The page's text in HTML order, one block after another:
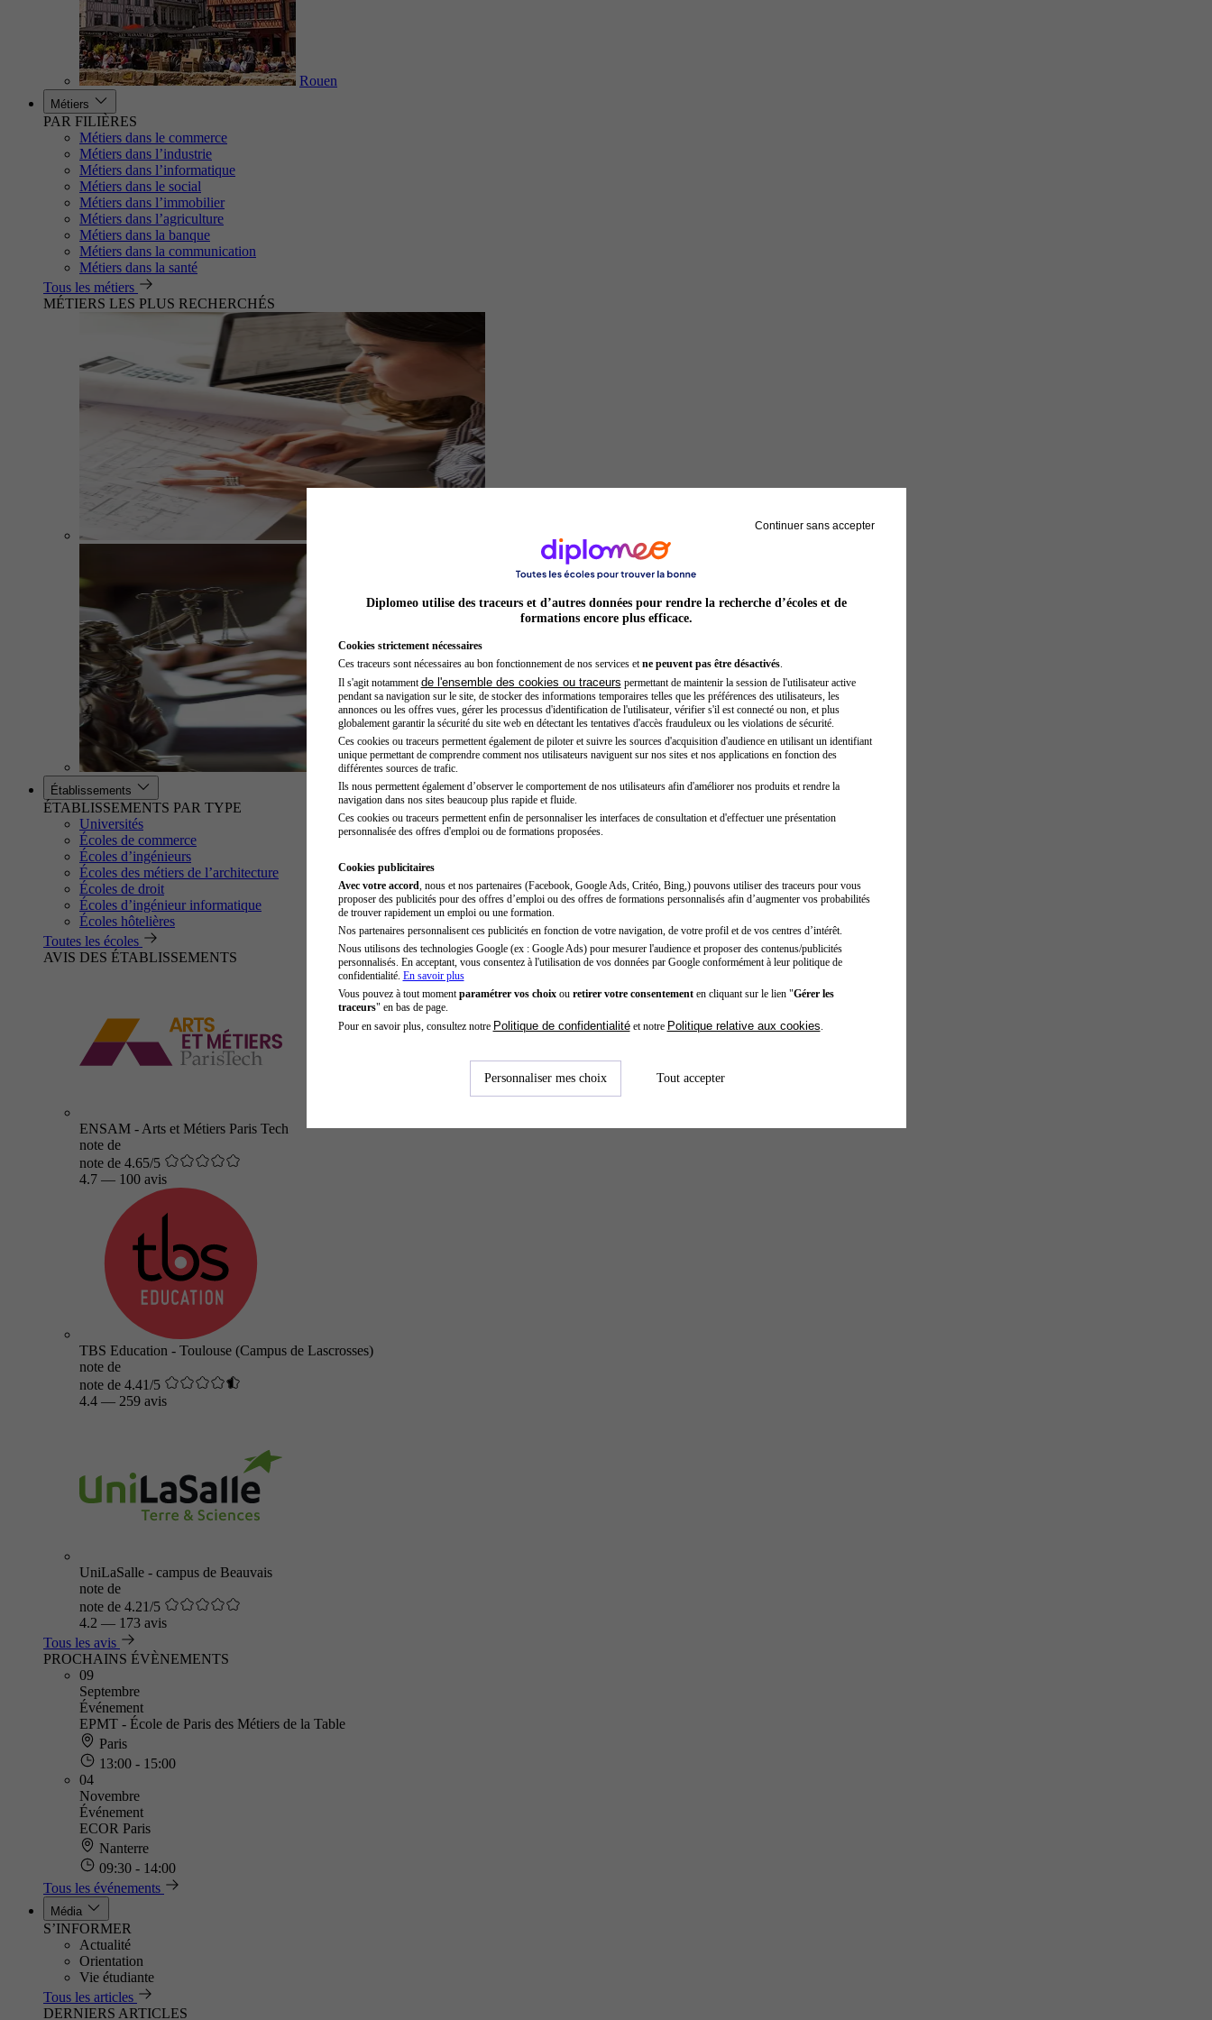
Rouen
Métiers
PAR FILIÈRES
Métiers dans le commerce
Métiers dans l’industrie
Métiers dans l’informatique
Métiers dans le social
Métiers dans l’immobilier
Métiers dans l’agriculture
Métiers dans la banque
Métiers dans la communication
Métiers dans la santé
Tous les métiers
MÉTIERS LES PLUS RECHERCHÉS
Établissements
ÉTABLISSEMENTS PAR TYPE
Universités
Écoles de commerce
Écoles d’ingénieurs
Écoles des métiers de l’architecture
Écoles de droit
Écoles d’ingénieur informatique
Écoles hôtelières
Toutes les écoles
AVIS DES ÉTABLISSEMENTS
ENSAM - Arts et Métiers Paris Tech
note de
note de 4.65/5
4.7 — 100 avis
TBS Education - Toulouse (Campus de Lascrosses)
note de
note de 4.41/5
4.4 — 259 avis
UniLaSalle - campus de Beauvais
note de
note de 4.21/5
4.2 — 173 avis
Tous les avis
PROCHAINS ÉVÈNEMENTS
09
Septembre
Événement
EPMT - École de Paris des Métiers de la Table
Paris
13:00 - 15:00
04
Novembre
Événement
ECOR Paris
Nanterre
09:30 - 14:00
Tous les événements
Média
S’INFORMER
Actualité
Orientation
Vie étudiante
Tous les articles
DERNIERS ARTICLES
Continuer sans accepter
Diplomeo utilise des traceurs et d’autres données pour rendre la recherche d’écoles et de
formations encore plus efficace.
Cookies strictement nécessaires
Ces traceurs sont nécessaires au bon fonctionnement de nos services et ne peuvent pas être désactivés.
Il s'agit notamment de l'ensemble des cookies ou traceurs permettant de maintenir la session de l'utilisateur active
pendant sa navigation sur le site, de stocker des informations temporaires telles que les préférences des utilisateurs, les
annonces ou les offres vues, gérer les processus d'identification de l'utilisateur, vérifier s'il est connecté ou non, et plus
globalement garantir la sécurité du site web en détectant les tentatives d'accès frauduleux ou les violations de sécurité.
Ces cookies ou traceurs permettent également de piloter et suivre les sources d'acquisition d'audience en utilisant un identifiant
unique permettant de comprendre comment nos utilisateurs naviguent sur nos sites et nos applications en fonction des
différentes sources de trafic.
Ils nous permettent également d’observer le comportement de nos utilisateurs afin d'améliorer nos produits et rendre la
navigation dans nos sites beaucoup plus rapide et fluide.
Ces cookies ou traceurs permettent enfin de personnaliser les interfaces de consultation et d'effectuer une présentation
personnalisée des offres d'emploi ou de formations proposées.
Cookies publicitaires
Avec votre accord , nous et nos partenaires (Facebook, Google Ads, Critéo, Bing,) pouvons utiliser des traceurs pour vous
proposer des publicités pour des offres d’emploi ou des offres de formations personnalisés afin d’augmenter vos probabilités
de trouver rapidement un emploi ou une formation.
Nos partenaires personnalisent ces publicités en fonction de votre navigation, de votre profil et de vos centres d’intérêt.
Nous utilisons des technologies Google (ex : Google Ads) pour mesurer l'audience et proposer des contenus/publicités
personnalisés. En acceptant, vous consentez à l'utilisation de vos données par Google conformément à leur politique de
confidentialité. En savoir plus
Vous pouvez à tout moment paramétrer vos choixou retirer votre consentementen cliquant sur le lien "Gérer les
traceurs" en bas de page.
Pour en savoir plus, consultez notre Politique de confidentialitéet notre Politique relative aux cookies
Personnaliser mes choix Tout accepter